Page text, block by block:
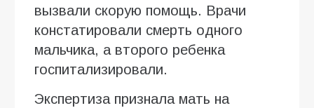
вызвали скорую помощь. Врачи
констатировали смерть одного
мальчика, а второго ребенка
госпитализировали.
Экспертиза признала мать на